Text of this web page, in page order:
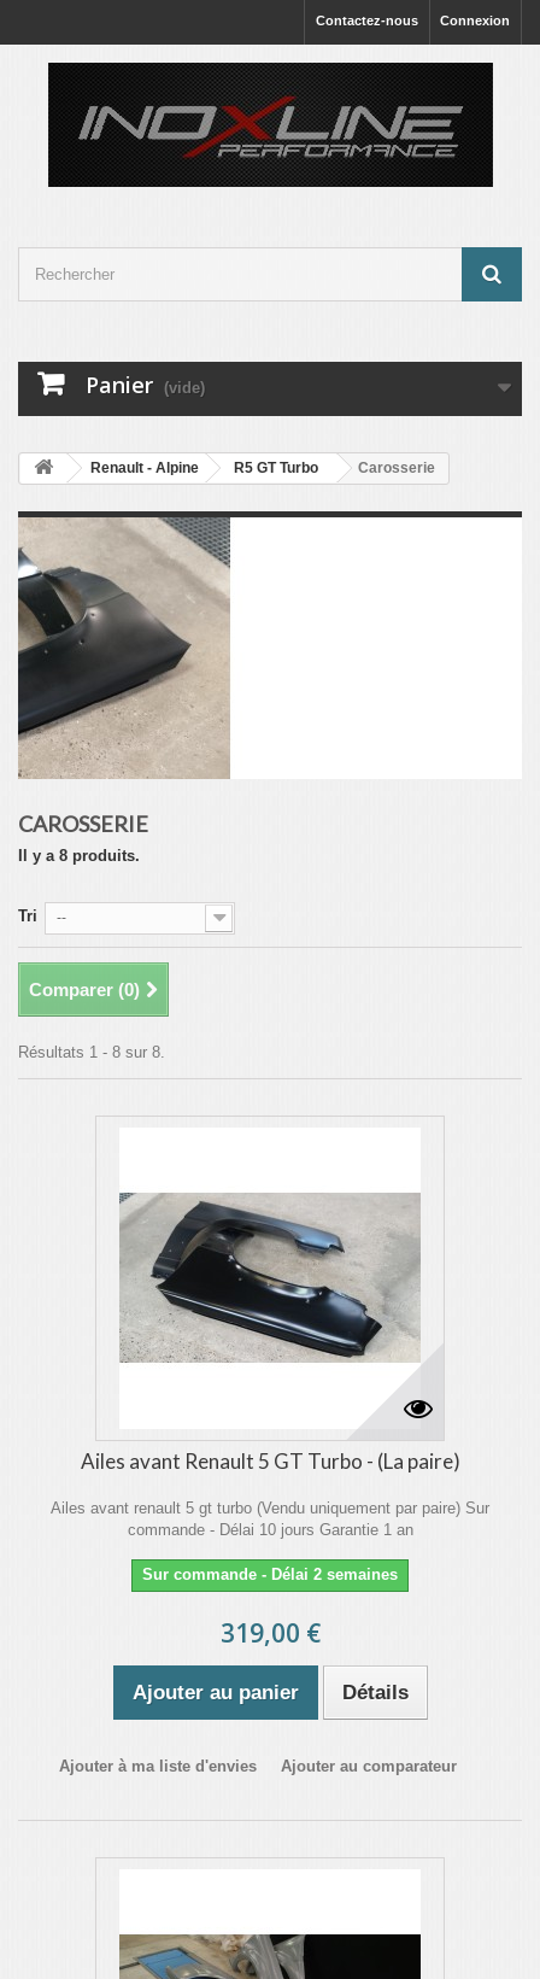
Connexion
Contactez-nous
Panier (vide)
Renault - Alpine R5 GT Turbo Carosserie
CAROSSERIE
Il y a 8 produits.
Tri --
Comparer (0)
Résultats 1 - 8 sur 8.
Ailes avant Renault 5 GT Turbo - (La paire)
Ailes avant renault 5 gt turbo (Vendu uniquement par paire) Sur
commande - Délai 10 jours Garantie 1 an
Sur commande - Délai 2 semaines
319,00 €
Ajouter au panier Détails
Ajouter à ma liste d'envies Ajouter au comparateur